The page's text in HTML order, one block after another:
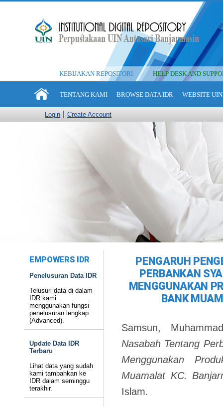
KEBIJAKAN REPOSITORI HELP DESK AND
TENTANG KAMI BROWSE DATA IDR WEBSITE
Login Create Account
EMPOWERS IDR
Penelusuran Data IDR
Telusuri data di dalam
IDR kami
menggunakan fungsi
penelusuran lengkap
(Advanced).
Update Data IDR
Terbaru
Lihat data yang sudah
kami tambahkan ke
IDR dalam seminggu
terakhir.
PENGARUH
PERBANKAN
MENGGUNAKAN
BANK
Samsun,
Nasabah Tentang
Menggunakan
Muamalat KC.
Islam.